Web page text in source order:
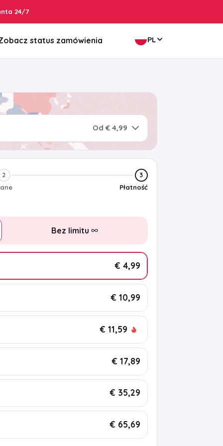
24/7
status zamówienia PL
Od € 4,99
2 3
Płatność
Bez limitu
€ 4,99
€ 10,99
€ 11,59
€ 17,89
€ 35,29
€ 65,69